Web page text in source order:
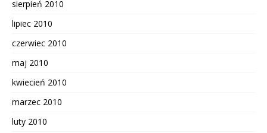
sierpień 2010
lipiec 2010
czerwiec 2010
maj 2010
kwiecień 2010
marzec 2010
luty 2010